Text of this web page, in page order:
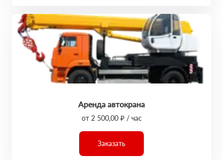
Аренда автокрана
от 2 500,00 ₽ / час
Заказать